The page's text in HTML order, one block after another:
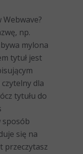
np.
mylona
tytuł jest
dla
tytułu do
sposób
się na
przeczytasz